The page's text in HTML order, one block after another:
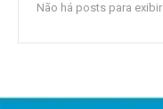
Não há posts para exibir